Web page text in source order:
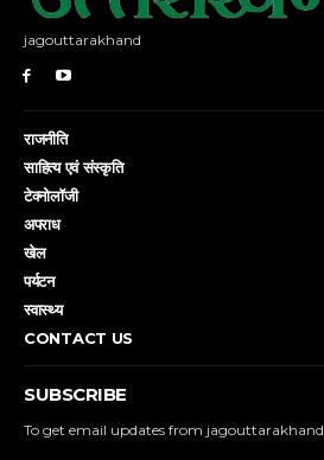
jagouttarakhand
राजनीति
साहित्य एवं संस्कृति
टेक्नोलॉजी
अपराध
खेल
पर्यटन
स्वास्थ्य
CONTACT US
SUBSCRIBE
To get email updates from jagouttarakhand.